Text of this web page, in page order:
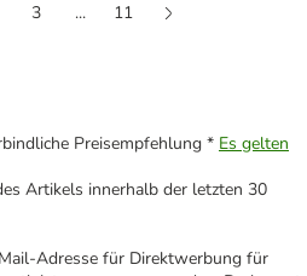
3 ...
11
Preisempfehlung * Es gelten
Artikels innerhalb der letzten 30
Adresse für Direktwerbung für